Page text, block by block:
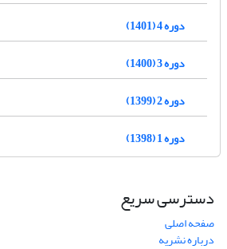
دوره 4 (1401)
دوره 3 (1400)
دوره 2 (1399)
دوره 1 (1398)
دسترسی سریع
صفحه اصلی
درباره نشریه